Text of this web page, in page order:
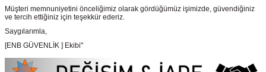
Müşteri memnuniyetini önceliğimiz olarak gördüğümüz işimizde, güvendiğiniz
ve tercih ettiğiniz için teşekkür ederiz.
Saygılarımla,
[ENB GÜVENLİK ] Ekibi"